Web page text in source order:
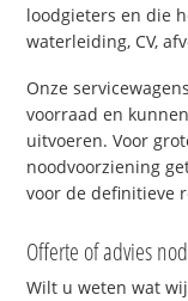
loodgieters en die
waterleiding, CV,
Onze
voorraad en
uitvoeren. Voor
noodvoorziening
voor de definitieve
Offerte of advies
Wilt u weten wat